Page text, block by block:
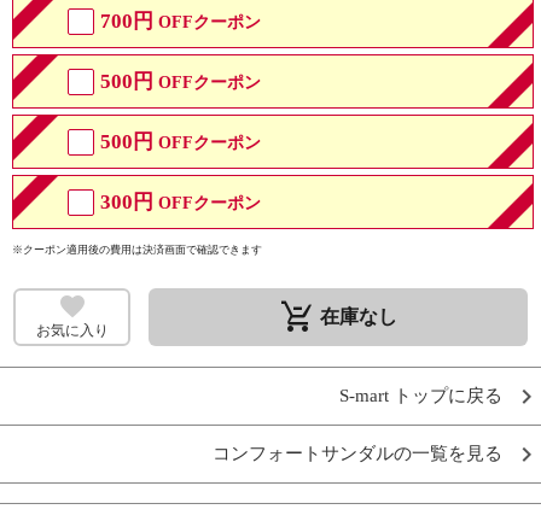
700円 OFFクーポン
500円 OFFクーポン
500円 OFFクーポン
300円 OFFクーポン
※クーポン適用後の費用は決済画面で確認できます
お気に入り remove_shopping_cart 在庫なし
S-mart トップに戻る
コンフォートサンダルの一覧を見る